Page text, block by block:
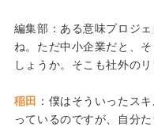
編集部：ある意味プロジ
ね。ただ中小企業だと、
しょうか。そこも社外の
稲田 ：僕はそういったス
っているのですが、自分